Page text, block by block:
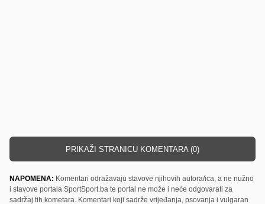
PRIKAŽI STRANICU KOMENTARA (0)
NAPOMENA: Komentari odražavaju stavove njihovih autora/ica, a ne nužno
i stavove portala SportSport.ba te portal ne može i neće odgovarati za
sadržaj tih kometara. Komentari koji sadrže vrijeđanja, psovanja i vulgaran